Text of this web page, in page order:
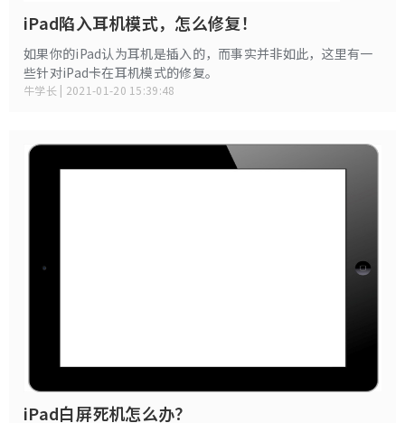
iPad陷入耳机模式，怎么修复！
如果你的iPad认为耳机是插入的，而事实并非如此，这里有一
些针对iPad卡在耳机模式的修复。
牛学长 | 2021-01-20 15:39:48
iPad白屏死机怎么办？